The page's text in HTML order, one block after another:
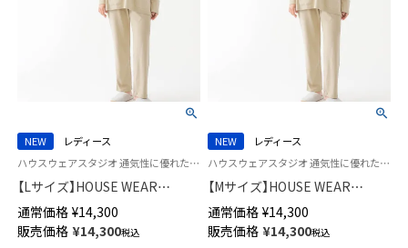
NEW
レディース
ハウスウェアスタジオ 通気性に優れた コットン100％ 婦人 スリープウェア HWS
【Lサイズ】HOUSE WEAR
STUDIO 綿100％ かぶり 30スム
ース エスポワールボーダー パ
ジャマ 長袖 長丈パンツ レディ
通常価格 ¥14,300
販売価格 ¥14,300税込
NEW
レディース
ハウスウェアスタジオ 通気性に優れた コットン100％ 婦人 スリープウェア HWS
【Mサイズ】HOUSE WEAR
STUDIO 綿100％ かぶり 30スム
ース エスポワールボーダー パ
ジャマ 長袖 長丈パンツ レディ
通常価格 ¥14,300
販売価格 ¥14,300税込